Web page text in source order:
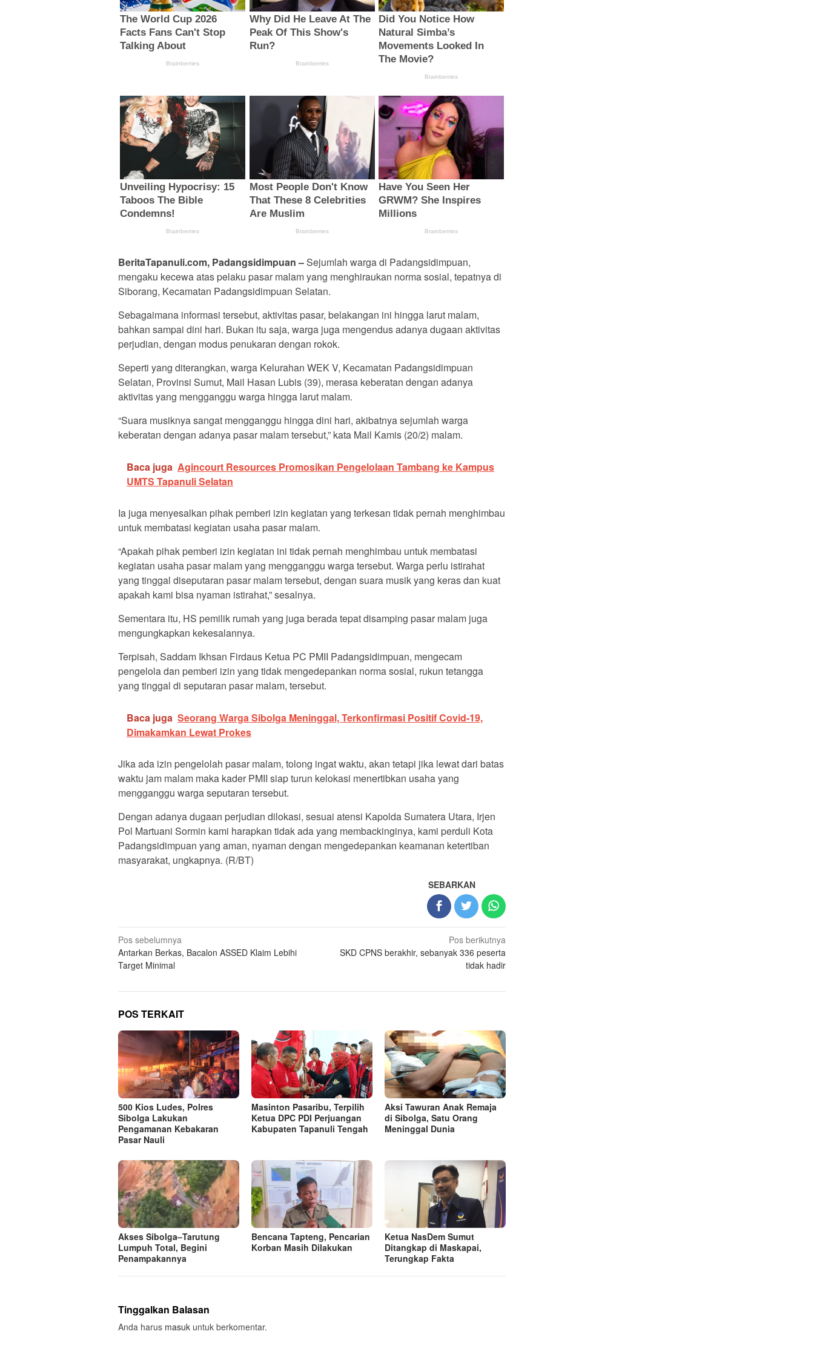
BeritaTapanuli.com, Padangsidimpuan –Sejumlah warga di Padangsidimpuan,
mengaku kecewa atas pelaku pasar malam yang menghiraukan norma sosial, tepatnya di
Siborang, Kecamatan Padangsidimpuan Selatan.
Sebagaimana informasi tersebut, aktivitas pasar, belakangan ini hingga larut malam,
bahkan sampai dini hari. Bukan itu saja, warga juga mengendus adanya dugaan aktivitas
perjudian, dengan modus penukaran dengan rokok.
Seperti yang diterangkan, warga Kelurahan WEK V, Kecamatan Padangsidimpuan
Selatan, Provinsi Sumut, Mail Hasan Lubis (39), merasa keberatan dengan adanya
aktivitas yang mengganggu warga hingga larut malam.
“Suara musiknya sangat mengganggu hingga dini hari, akibatnya sejumlah warga
keberatan dengan adanya pasar malam tersebut,” kata Mail Kamis (20/2) malam.
Baca juga Agincourt Resources Promosikan Pengelolaan Tambang ke Kampus
UMTS Tapanuli Selatan
Ia juga menyesalkan pihak pemberi izin kegiatan yang terkesan tidak pernah menghimbau
untuk membatasi kegiatan usaha pasar malam.
“Apakah pihak pemberi izin kegiatan ini tidak pernah menghimbau untuk membatasi
kegiatan usaha pasar malam yang mengganggu warga tersebut. Warga perlu istirahat
yang tinggal diseputaran pasar malam tersebut, dengan suara musik yang keras dan kuat
apakah kami bisa nyaman istirahat,” sesalnya.
Sementara itu, HS pemilik rumah yang juga berada tepat disamping pasar malam juga
mengungkapkan kekesalannya.
Terpisah, Saddam Ikhsan Firdaus Ketua PC PMII Padangsidimpuan, mengecam
pengelola dan pemberi izin yang tidak mengedepankan norma sosial, rukun tetangga
yang tinggal di seputaran pasar malam, tersebut.
Baca juga Seorang Warga Sibolga Meninggal, Terkonfirmasi Positif Covid-19,
Dimakamkan Lewat Prokes
Jika ada izin pengelolah pasar malam, tolong ingat waktu, akan tetapi jika lewat dari batas
waktu jam malam maka kader PMII siap turun kelokasi menertibkan usaha yang
mengganggu warga seputaran tersebut.
Dengan adanya dugaan perjudian dilokasi, sesuai atensi Kapolda Sumatera Utara, Irjen
Pol Martuani Sormin kami harapkan tidak ada yang membackinginya, kami perduli Kota
Padangsidimpuan yang aman, nyaman dengan mengedepankan keamanan ketertiban
masyarakat, ungkapnya. (R/BT)
SEBARKAN
Navigasi
pos
Pos sebelumnya
Antarkan Berkas, Bacalon ASSED Klaim Lebihi
Target Minimal
Pos berikutnya
SKD CPNS berakhir, sebanyak 336 peserta
tidak hadir
POS TERKAIT
500 Kios Ludes, Polres
Sibolga Lakukan
Pengamanan Kebakaran
Pasar Nauli
Masinton Pasaribu, Terpilih
Ketua DPC PDI Perjuangan
Kabupaten Tapanuli Tengah
Aksi Tawuran Anak Remaja
di Sibolga, Satu Orang
Meninggal Dunia
Akses Sibolga–Tarutung
Lumpuh Total, Begini
Penampakannya
Bencana Tapteng, Pencarian
Korban Masih Dilakukan
Ketua NasDem Sumut
Ditangkap di Maskapai,
Terungkap Fakta
Tinggalkan Balasan
Anda harus masuk untuk berkomentar.